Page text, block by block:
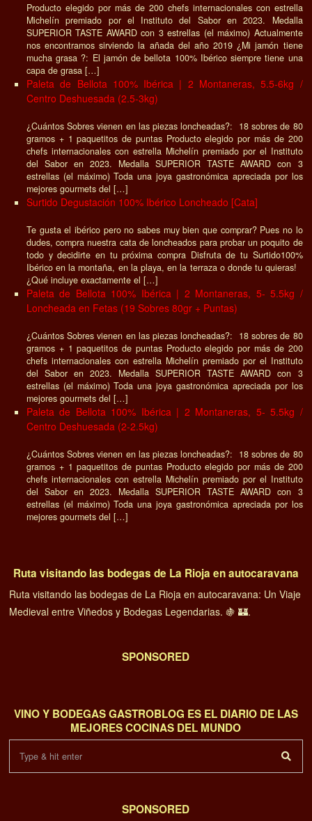
Producto elegido por más de 200 chefs internacionales con estrella
Michelín premiado por el Instituto del Sabor en 2023. Medalla
SUPERIOR TASTE AWARD con 3 estrellas (el máximo) Actualmente
nos encontramos sirviendo la añada del año 2019 ¿Mi jamón tiene
mucha grasa ?: El jamón de bellota 100% Ibérico siempre tiene una
capa de grasa […]
Paleta de Bellota 100% Ibérica | 2 Montaneras, 5.5-6kg /
Centro Deshuesada (2.5-3kg)
¿Cuántos Sobres vienen en las piezas loncheadas?: 18 sobres de 80
gramos + 1 paquetitos de puntas Producto elegido por más de 200
chefs internacionales con estrella Michelín premiado por el Instituto
del Sabor en 2023. Medalla SUPERIOR TASTE AWARD con 3
estrellas (el máximo) Toda una joya gastronómica apreciada por los
mejores gourmets del […]
Surtido Degustación 100% Ibérico Loncheado [Cata]
Te gusta el ibérico pero no sabes muy bien que comprar? Pues no lo
dudes, compra nuestra cata de loncheados para probar un poquito de
todo y decidirte en tu próxima compra Disfruta de tu Surtido100%
Ibérico en la montaña, en la playa, en la terraza o donde tu quieras!
¿Qué incluye exactamente el […]
Paleta de Bellota 100% Ibérica | 2 Montaneras, 5- 5.5kg /
Loncheada en Fetas (19 Sobres 80gr + Puntas)
¿Cuántos Sobres vienen en las piezas loncheadas?: 18 sobres de 80
gramos + 1 paquetitos de puntas Producto elegido por más de 200
chefs internacionales con estrella Michelín premiado por el Instituto
del Sabor en 2023. Medalla SUPERIOR TASTE AWARD con 3
estrellas (el máximo) Toda una joya gastronómica apreciada por los
mejores gourmets del […]
Paleta de Bellota 100% Ibérica | 2 Montaneras, 5- 5.5kg /
Centro Deshuesada (2-2.5kg)
¿Cuántos Sobres vienen en las piezas loncheadas?: 18 sobres de 80
gramos + 1 paquetitos de puntas Producto elegido por más de 200
chefs internacionales con estrella Michelín premiado por el Instituto
del Sabor en 2023. Medalla SUPERIOR TASTE AWARD con 3
estrellas (el máximo) Toda una joya gastronómica apreciada por los
mejores gourmets del […]
Ruta visitando las bodegas de La Rioja en autocaravana
Ruta visitando las bodegas de La Rioja en autocaravana: Un Viaje
Medieval entre Viñedos y Bodegas Legendarias. 🍇 🏰.
SPONSORED
VINO Y BODEGAS GASTROBLOG ES EL DIARIO DE LAS
MEJORES COCINAS DEL MUNDO
SPONSORED